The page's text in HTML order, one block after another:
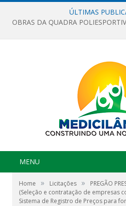
ÚLTIMAS
MENU
Home » Licitações »
PREGÃO
(Seleção e contratação de empresas
Sistema de Registro de Preços para